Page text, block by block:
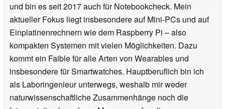
und bin es seit 2017 auch für Notebookcheck. Mein
aktueller Fokus liegt insbesondere auf Mini-PCs und auf
Einplatinenrechnern wie dem Raspberry Pi – also
kompakten Systemen mit vielen Möglichkeiten. Dazu
kommt ein Faible für alle Arten von Wearables und
insbesondere für Smartwatches. Hauptberuflich bin ich
als Laboringenieur unterwegs, weshalb mir weder
naturwissenschaftliche Zusammenhänge noch die